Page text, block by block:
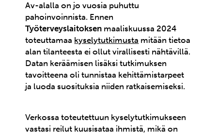
Av-alalla on jo vuosia puhuttu
pahoinvoinnista. Ennen
Työterveyslaitoksen maaliskuussa 2024
toteuttamaa kyselytutkimusta mitään tietoa
alan tilanteesta ei ollut virallisesti nähtävillä.
Datan keräämisen lisäksi tutkimuksen
tavoitteena oli tunnistaa kehittämistarpeet
ja luoda suosituksia niiden ratkaisemiseksi.
Verkossa toteutettuun kyselytutkimukseen
vastasi reilut kuusisataa ihmistä, mikä on